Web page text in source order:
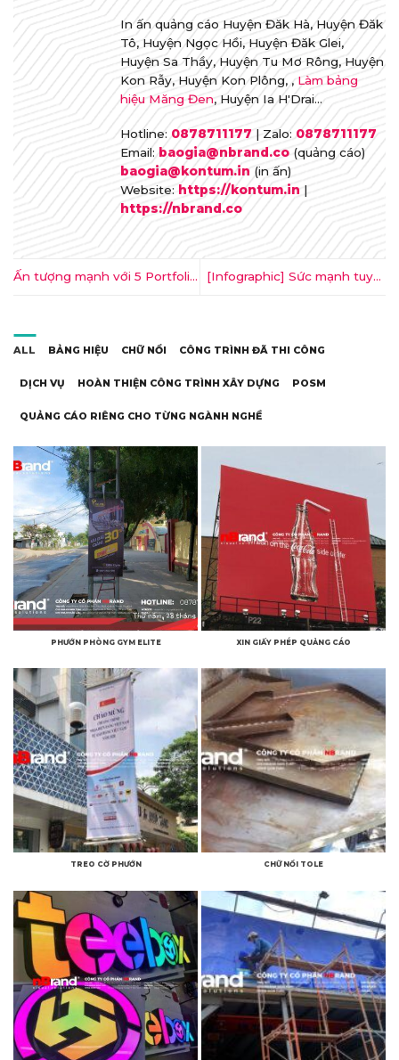
In ấn quảng cáo Huyện Đăk Hà, Huyện Đăk
Tô, Huyện Ngọc Hồi, Huyện Đăk Glei,
Huyện Sa Thầy, Huyện Tu Mơ Rông, Huyện
Kon Rẫy, Huyện Kon Plông, , Làm bảng
hiệu Măng Đen, Huyện Ia H'Drai...
Hotline: 0878711177 | Zalo: 0878711177
Email: baogia@nbrand.co (quảng cáo)
baogia@kontum.in (in ấn)
Website: https://kontum.in |
https://nbrand.co
Ấn tượng mạnh với 5 Portfolio
[Infographic] Sức mạnh tuyệt
ALL BẢNG HIỆU CHỮ NỔI CÔNG TRÌNH ĐÃ THI CÔNG
DỊCH VỤ HOÀN THIỆN CÔNG TRÌNH XÂY DỰNG POSM
QUẢNG CÁO RIÊNG CHO TỪNG NGÀNH NGHỀ
PHƯỚN PHÒNG GYM ELITE XIN GIẤY PHÉP QUẢNG CÁO
TREO CỜ PHƯỚN CHỮ NỔI TOLE